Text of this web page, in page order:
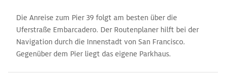
Die Anreise zum Pier 39 folgt am besten über die
Uferstraße Embarcadero. Der Routenplaner hilft bei der
Navigation durch die Innenstadt von San Francisco.
Gegenüber dem Pier liegt das eigene Parkhaus.